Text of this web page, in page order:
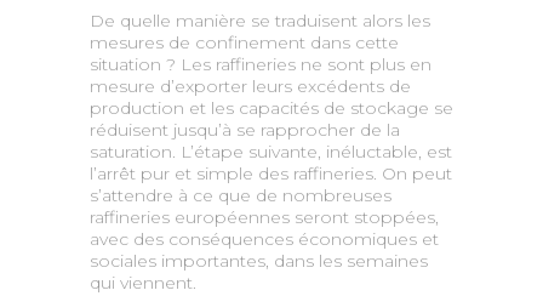
De quelle manière se traduisent alors les
mesures de confinement dans cette
situation ? Les raffineries ne sont plus en
mesure d’exporter leurs excédents de
production et les capacités de stockage se
réduisent jusqu’à se rapprocher de la
saturation. L’étape suivante, inéluctable, est
l’arrêt pur et simple des raffineries. On peut
s’attendre à ce que de nombreuses
raffineries européennes seront stoppées,
avec des conséquences économiques et
sociales importantes, dans les semaines
qui viennent.